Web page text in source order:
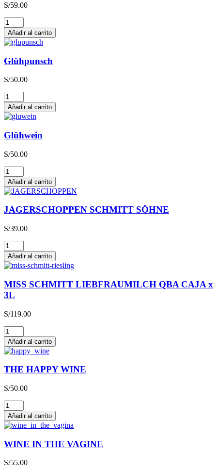
S/59.00
Relax
Zero
Chardonnay
cantidad
Añadir al carrito
Glühpunsch
S/50.00
Glühpunsch
cantidad
Añadir al carrito
Glühwein
S/50.00
Glühwein
cantidad
Añadir al carrito
JAGERSCHOPPEN SCHMITT SÖHNE
S/39.00
JAGERSCHOPPEN
SCHMITT
SÖHNE
cantidad
Añadir al carrito
MISS SCHMITT LIEBFRAUMILCH QBA CAJA x
3L
S/119.00
MISS
SCHMITT
LIEBFRAUMILCH
QBA
CAJA
x
cantidad
Añadir al carrito
THE HAPPY WINE
S/50.00
THE
HAPPY
WINE
cantidad
Añadir al carrito
WINE IN THE VAGINE
S/55.00